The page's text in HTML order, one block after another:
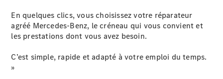
Tous les modèles
Modèles électriques
En quelques clics, vous choisissez votre réparateur
agréé Mercedes-Benz, le créneau qui vous convient et
les prestations dont vous avez besoin.
C’est simple, rapide et adapté à votre emploi du temps.
»